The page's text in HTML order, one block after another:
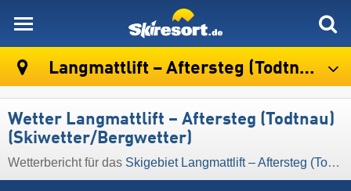
Langmattlift – Aftersteg (Todtnau)
Wetter Langmattlift – Aftersteg (Todtnau)
(Skiwetter/Bergwetter)
Wetterbericht für das Skigebiet Langmattlift – Aftersteg (Todtnau)